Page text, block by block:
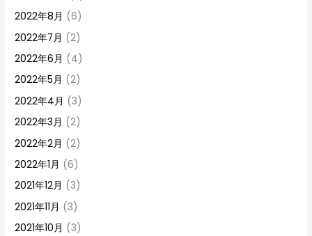
2022年8月 (6)
2022年7月 (2)
2022年6月 (4)
2022年5月 (2)
2022年4月 (3)
2022年3月 (2)
2022年2月 (2)
2022年1月 (6)
2021年12月 (3)
2021年11月 (3)
2021年10月 (3)